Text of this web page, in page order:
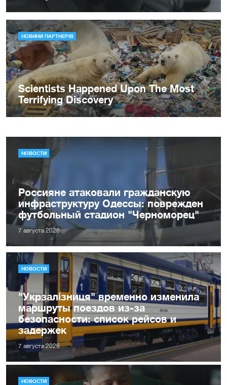
НОВОСТИ
Россияне атаковали гражданскую
инфраструктуру Одессы: поврежден
футбольный стадион "Черноморец"
7 августа 2026
НОВОСТИ
"Укрзалізниця" временно изменила
маршруты поездов из-за
безопасности: список рейсов и
задержек
7 августа 2026
НОВОСТИ